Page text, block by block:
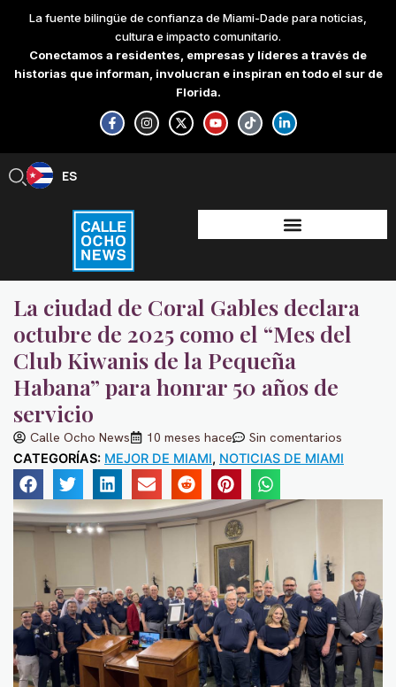
content
La fuente bilingüe de confianza de Miami-Dade para noticias,
cultura e impacto comunitario.
Conectamos a residentes, empresas y líderes a través de
historias que informan, involucran e inspiran en todo el sur de
Florida.
F
a
c
e
-
f
I
n
s
t
X
-
t
w
Y
o
u
t
T
i
k
t
L
i
n
k
-
i
n
ES
EN
La ciudad de Coral Gables declara
octubre de 2025 como el “Mes del
Club Kiwanis de la Pequeña
Habana” para honrar 50 años de
servicio
Calle Ocho News 10 meses hace Sin comentarios
CATEGORÍAS: MEJOR DE MIAMI, NOTICIAS DE MIAMI